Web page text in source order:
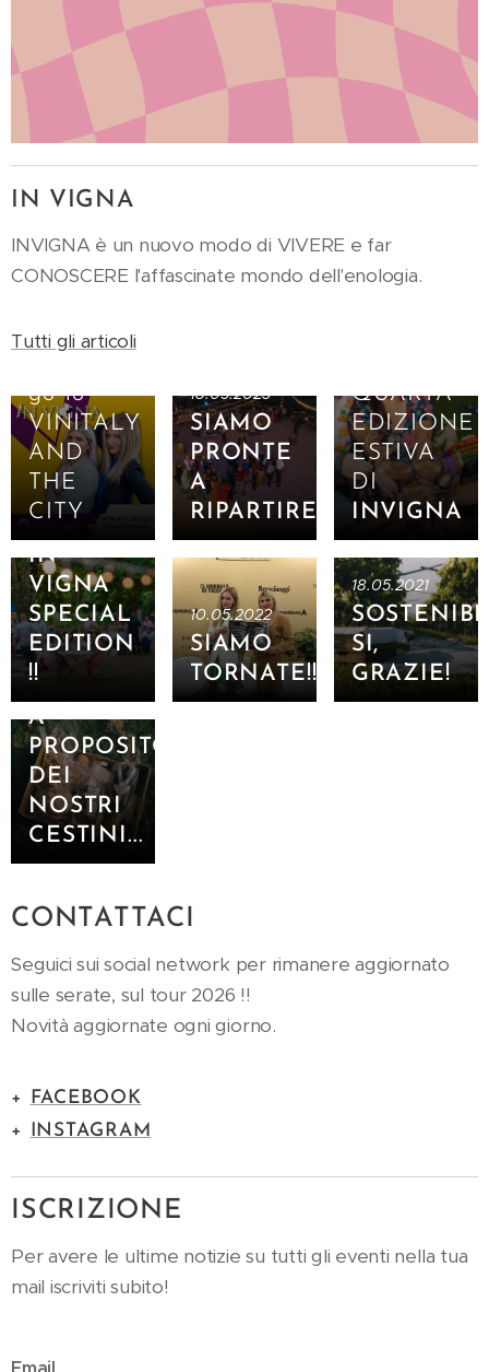
IN VIGNA
INVIGNA è un nuovo modo di VIVERE e far
CONOSCERE l'affascinate mondo dell'enologia.
Tutti gli articoli
04.04.2024
go to
VINITALY
AND
THE
CITY
18.05.2023
SIAMO
PRONTE
A
RIPARTIRE
24.04.2023
QUARTA
EDIZIONE
ESTIVA
DI
INVIGNA
03.06.2022
IN
VIGNA
SPECIAL
EDITION
!!
10.05.2022
SIAMO
TORNATE!!
18.05.2021
SI,
GRAZIE!
A
PROPOSITO
DEI
NOSTRI
CESTINI...
CONTATTACI
Seguici sui social network per rimanere aggiornato
sulle serate, sul tour 2026 !!
Novità aggiornate ogni giorno.
+
FACEBOOK
+
INSTAGRAM
ISCRIZIONE
Per avere le ultime notizie su tutti gli eventi nella tua
mail iscriviti subito!